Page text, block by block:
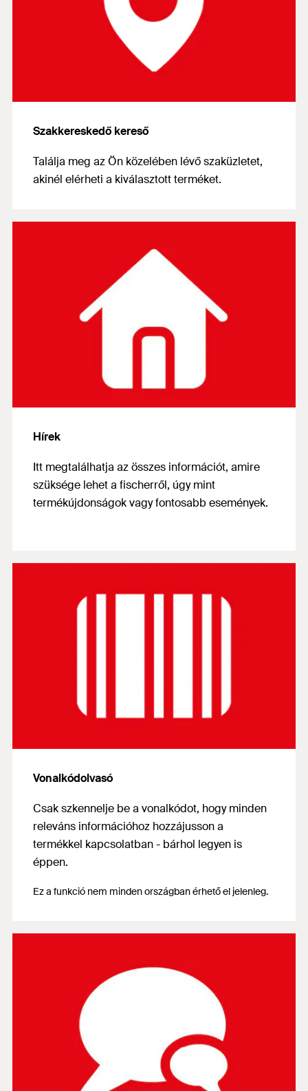
Szakkereskedő kereső
Találja meg az Ön közelében lévő szaküzletet,
akinél elérheti a kiválasztott terméket.
Hírek
Itt megtalálhatja az összes információt, amire
szüksége lehet a fischerről, úgy mint
termékújdonságok vagy fontosabb események.
Vonalkódolvasó
Csak szkennelje be a vonalkódot, hogy minden
releváns információhoz hozzájusson a
termékkel kapcsolatban - bárhol legyen is
éppen.
Ez a funkció nem minden országban érhető el jelenleg.